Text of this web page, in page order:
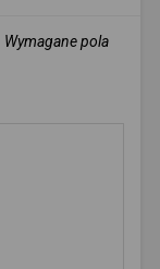
Wymagane pola